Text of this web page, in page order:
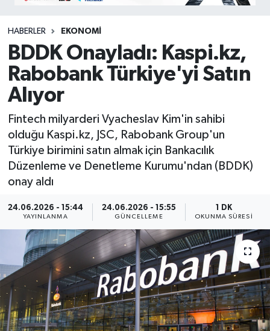
HABERLER EKONOMI
BDDK Onayladı: Kaspi.kz,
Rabobank Türkiye'yi Satın
Alıyor
Fintech milyarderi Vyacheslav Kim'in sahibi
olduğu Kaspi.kz, JSC, Rabobank Group'un
Türkiye birimini satın almak için Bankacılık
Düzenleme ve Denetleme Kurumu'ndan (BDDK)
onay aldı
24.06.2026 - 15:44
YAYINLANMA
24.06.2026 - 15:55
GÜNCELLEME
1 DK
OKUNMA SÜRESI
Otomobil
Gizlilik Sözleşmesi
Hakkımızda
İletişim
Künye
Yasal Uyarı
Emtia
BITCOIN
Yapay Zeka